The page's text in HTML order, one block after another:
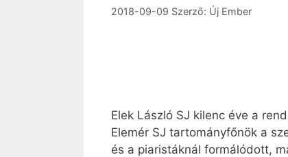
2018-09-09 Szerző: Új Ember
Elek László SJ kilenc éve a
Elemér SJ tartományfőnök a
és a piaristáknál formálódott,